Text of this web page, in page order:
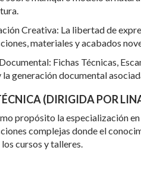
Creativa: La libertad de
materiales y acabados
Fichas Técnicas,
generación documental
(DIRIGIDA POR
propósito la especialización
complejas donde el
los cursos y talleres.